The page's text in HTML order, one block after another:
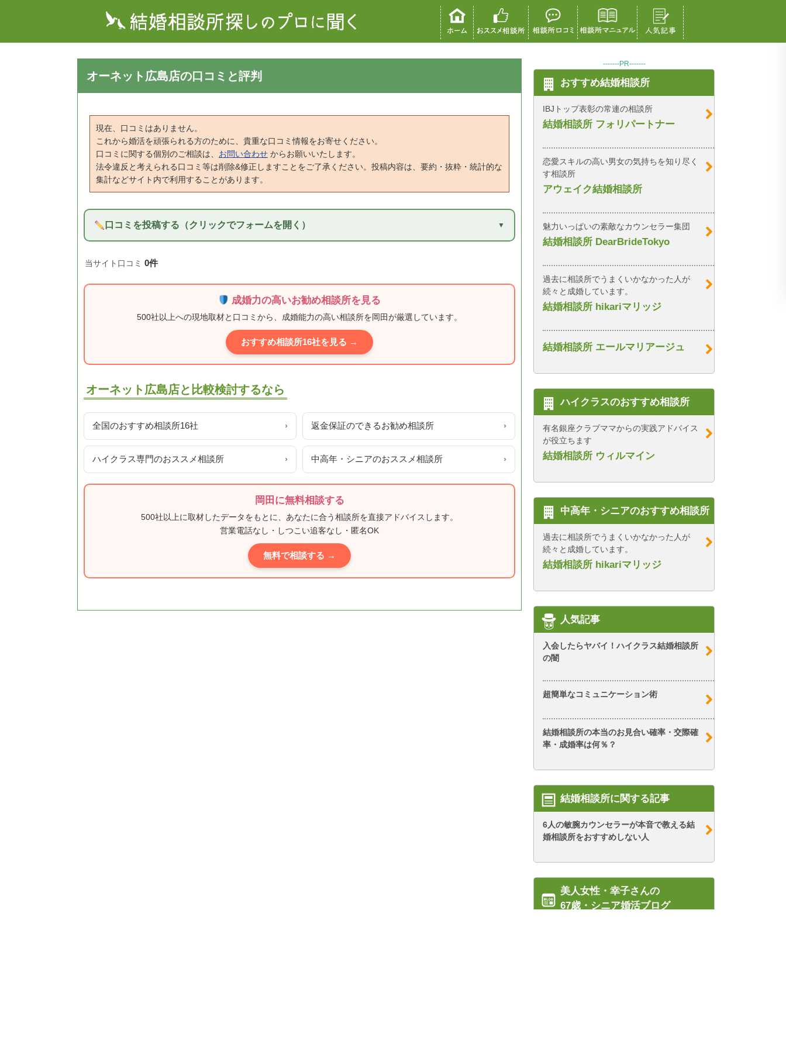
オーネット広島店の口コミと評判
現在、口コミはありません。
これから婚活を頑張られる方のために、貴重な口コミ情報をお寄せください。
口コミに関する個別のご相談は、 お問い合わせ からお願いいたします。
法令違反と考えられる口コミ等は削除&修正しますことをご了承ください。投稿内容は、要約・抜粋・統計的な
集計などサイト内で利用することがあります。
口コミを投稿する（クリックでフォームを開く）
当サイト口コミ 0件
成婚力の高いお勧め相談所を見る
500社以上への現地取材と口コミから、成婚能力の高い相談所を岡田が厳選しています。
おすすめ相談所16社を見る →
オーネット広島店と比較検討するなら
全国のおすすめ相談所16社 › 返金保証のできるお勧め相談所 ›
ハイクラス専門のおススメ相談所 › 中高年・シニアのおススメ相談所 ›
岡田に無料相談する
500社以上に取材したデータをもとに、あなたに合う相談所を直接アドバイスします。
営業電話なし・しつこい追客なし・匿名OK
無料で相談する →
-------PR-------
おすすめ結婚相談所
IBJトップ表彰の常連の相談所
結婚相談所 フォリパートナー
恋愛スキルの高い男女の気持ちを知り尽く
す相談所
アウェイク結婚相談所
魅力いっぱいの素敵なカウンセラー集団
結婚相談所 DearBrideTokyo
過去に相談所でうまくいかなかった人が
続々と成婚しています。
結婚相談所 hikariマリッジ
結婚相談所 エールマリアージュ
ハイクラスのおすすめ相談所
有名銀座クラブママからの実践アドバイス
が役立ちます
結婚相談所 ウィルマイン
中高年・シニアのおすすめ相談所
過去に相談所でうまくいかなかった人が
続々と成婚しています。
結婚相談所 hikariマリッジ
人気記事
入会したらヤバイ！ハイクラス結婚相談所
の闇
超簡単なコミュニケーション術
結婚相談所の本当のお見合い確率・交際確
率・成婚率は何％？
結婚相談所に関する記事
6人の敏腕カウンセラーが本音で教える結
婚相談所をおすすめしない人
美人女性・幸子さんの
67歳・シニア婚活ブログ